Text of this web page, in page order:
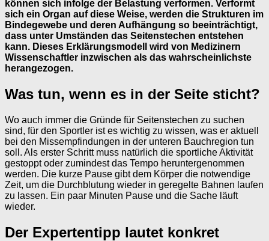
können sich infolge der Belastung verformen. Verformt
sich ein Organ auf diese Weise, werden die Strukturen im
Bindegewebe und deren Aufhängung so beeinträchtigt,
dass unter Umständen das Seitenstechen entstehen
kann. Dieses Erklärungsmodell wird von Medizinern
Wissenschaftler inzwischen als das wahrscheinlichste
herangezogen.
Was tun, wenn es in der Seite sticht?
Wo auch immer die Gründe für Seitenstechen zu suchen
sind, für den Sportler ist es wichtig zu wissen, was er aktuell
bei den Missempfindungen in der unteren Bauchregion tun
soll. Als erster Schritt muss natürlich die sportliche Aktivität
gestoppt oder zumindest das Tempo heruntergenommen
werden. Die kurze Pause gibt dem Körper die notwendige
Zeit, um die Durchblutung wieder in geregelte Bahnen laufen
zu lassen. Ein paar Minuten Pause und die Sache läuft
wieder.
Der Expertentipp lautet konkret